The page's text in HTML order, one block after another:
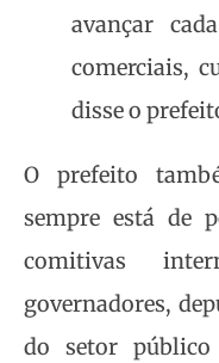
avançar
comerciais,
disse o
O prefeito
sempre está de
comitivas
governadores,
do setor público